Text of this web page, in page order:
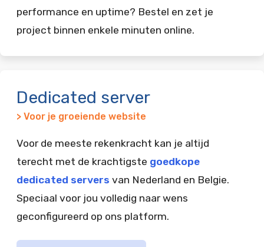
performance en uptime? Bestel en zet je
project binnen enkele minuten online.
Dedicated server
> Voor je groeiende website
Voor de meeste rekenkracht kan je altijd
terecht met de krachtigste goedkope
dedicated servers van Nederland en Belgie.
Speciaal voor jou volledig naar wens
geconfigureerd op ons platform.